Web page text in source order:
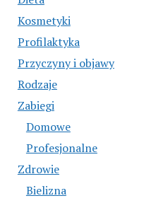
Kosmetyki
Profilaktyka
Przyczyny i objawy
Rodzaje
Zabiegi
Domowe
Profesjonalne
Zdrowie
Bielizna